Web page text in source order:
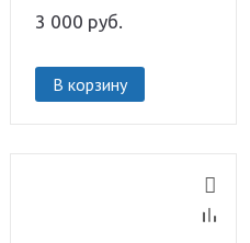
3 000 руб.
В корзину